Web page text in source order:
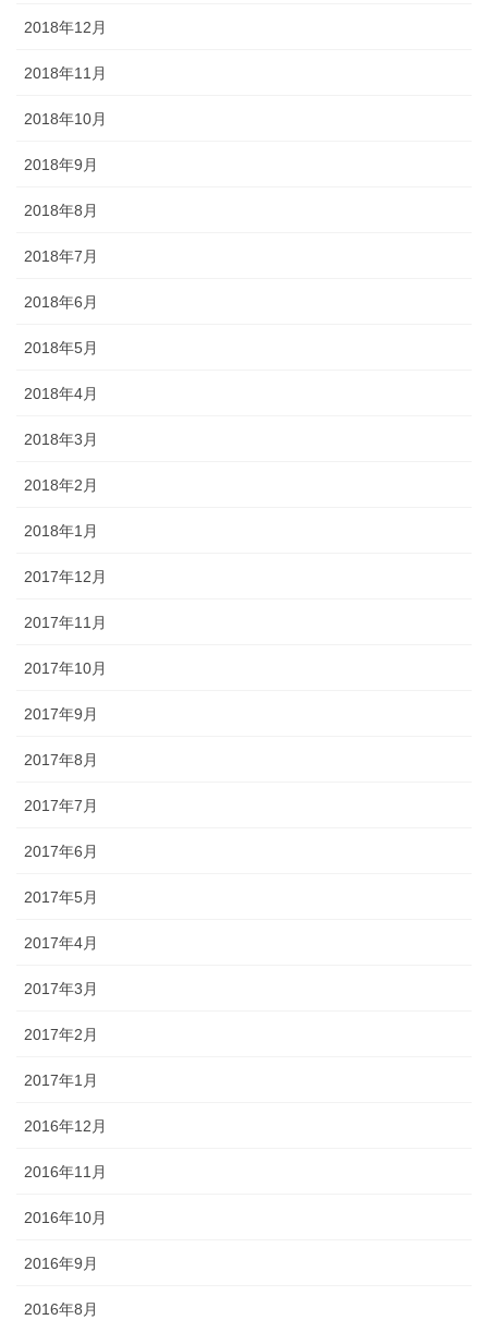
2018年12月
2018年11月
2018年10月
2018年9月
2018年8月
2018年7月
2018年6月
2018年5月
2018年4月
2018年3月
2018年2月
2018年1月
2017年12月
2017年11月
2017年10月
2017年9月
2017年8月
2017年7月
2017年6月
2017年5月
2017年4月
2017年3月
2017年2月
2017年1月
2016年12月
2016年11月
2016年10月
2016年9月
2016年8月